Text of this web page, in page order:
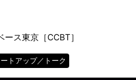
ス東京［CCBT］
ートアップ／トーク